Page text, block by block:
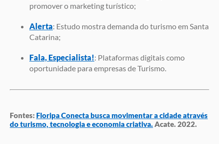
promover o marketing turístico;
Alerta: Estudo mostra demanda do turismo em Santa
Catarina;
Fala, Especialista!: Plataformas digitais como
oportunidade para empresas de Turismo.
Fontes:Floripa Conecta busca movimentar a cidade através
do turismo, tecnologia e economia criativa. Acate. 2022.